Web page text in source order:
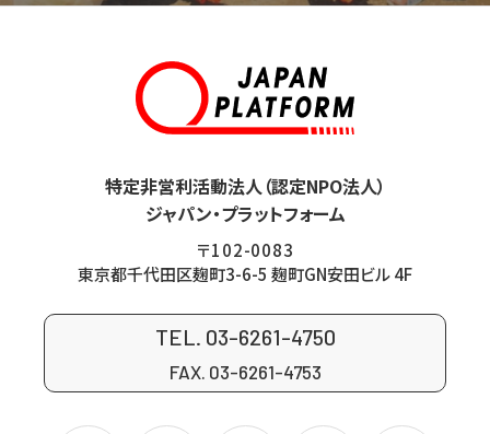
特定非営利活動法人（認定NPO法人）
ジャパン・プラットフォーム
〒102-0083
東京都千代田区麹町3-6-5 麹町GN安田ビル 4F
TEL. 03-6261-4750
FAX. 03-6261-4753